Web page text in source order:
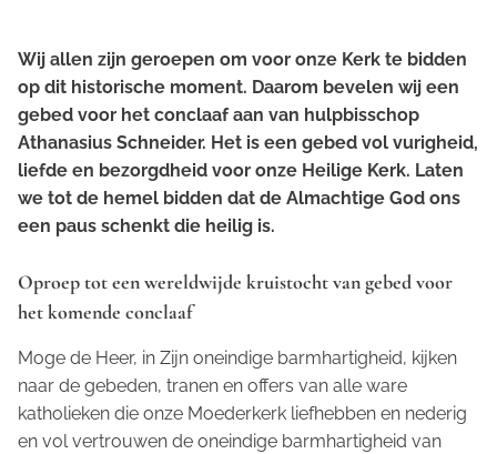
Wij allen zijn geroepen om voor onze Kerk te bidden
op dit historische moment. Daarom bevelen wij een
gebed voor het conclaaf aan van hulpbisschop
Athanasius Schneider. Het is een gebed vol vurigheid,
liefde en bezorgdheid voor onze Heilige Kerk. Laten
we tot de hemel bidden dat de Almachtige God ons
een paus schenkt die heilig is.
Oproep tot een wereldwijde kruistocht van gebed voor
het komende conclaaf
Moge de Heer, in Zijn oneindige barmhartigheid, kijken
naar de gebeden, tranen en offers van alle ware
katholieken die onze Moederkerk liefhebben en nederig
en vol vertrouwen de oneindige barmhartigheid van